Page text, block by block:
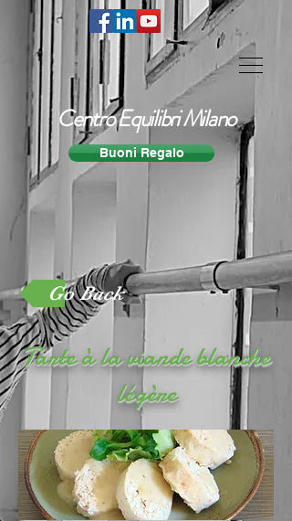
Centro Equilibri Milano
Buoni Regalo
Go Back
Tarte à la viande blanche
légère